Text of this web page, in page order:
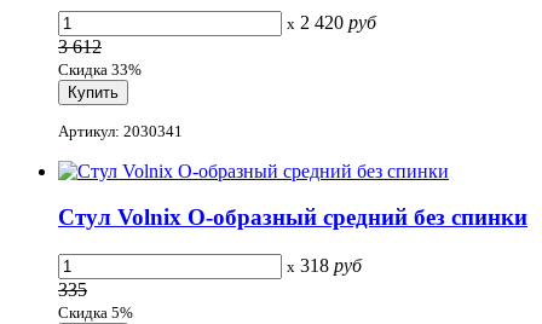
x 2 420 руб
3 612
Скидка 33%
Артикул: 2030341
Стул Volnix О-образный средний без спинки
x 318 руб
335
Скидка 5%